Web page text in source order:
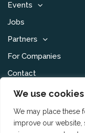
We use cookies
We may place these
improve our website,
Events
Jobs
Partners
For Companies
Contact
Disclaimer &